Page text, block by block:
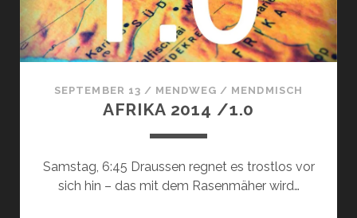
SEPTEMBER 13 / MENDWEG / MENDMISCH
AFRIKA 2014 /1.0
Samstag, 6:45 Draussen regnet es trostlos vor
sich hin – das mit dem Rasenmäher wird…